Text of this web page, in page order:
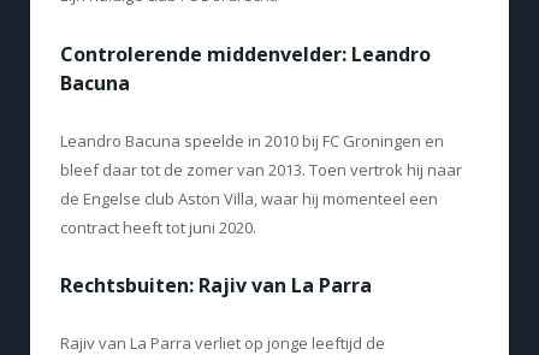
Controlerende middenvelder: Leandro
Bacuna
Leandro Bacuna speelde in 2010 bij FC Groningen en
bleef daar tot de zomer van 2013. Toen vertrok hij naar
de Engelse club Aston Villa, waar hij momenteel een
contract heeft tot juni 2020.
Rechtsbuiten: Rajiv van La Parra
Rajiv van La Parra verliet op jonge leeftijd de